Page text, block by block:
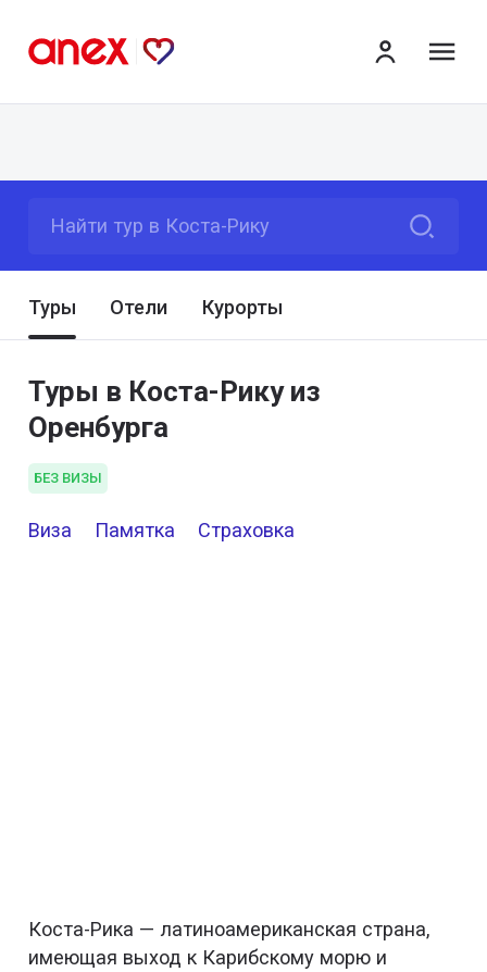
Найти тур в Коста-Рику
Туры Отели Курорты
Туры в Коста-Рику из
Оренбурга
БЕЗ ВИЗЫ
Виза Памятка Страховка
Коста-Рика — латиноамериканская страна,
имеющая выход к Карибскому морю и